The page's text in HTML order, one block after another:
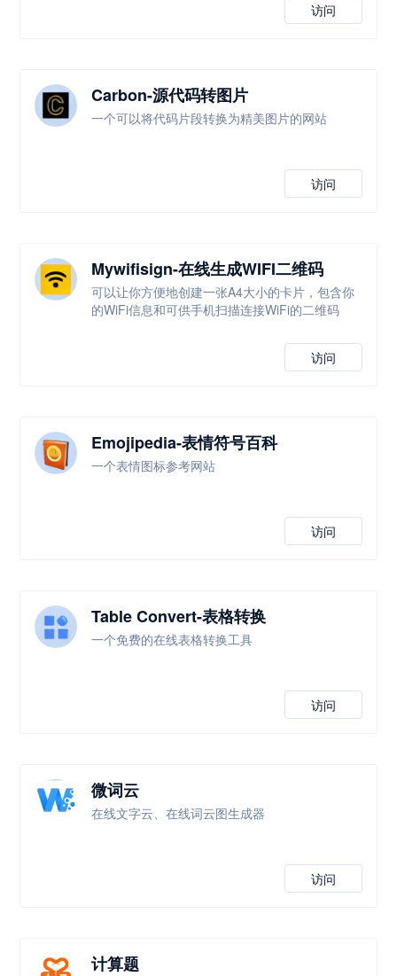
访问
Carbon-源代码转图片
一个可以将代码片段转换为精美图片的网站
访问
Mywifisign-在线生成WIFI二维码
可以让你方便地创建一张A4大小的卡片，包含你
的WiFi信息和可供手机扫描连接WiFi的二维码
访问
Emojipedia-表情符号百科
一个表情图标参考网站
访问
Table Convert-表格转换
一个免费的在线表格转换工具
访问
微词云
在线文字云、在线词云图生成器
访问
计算题